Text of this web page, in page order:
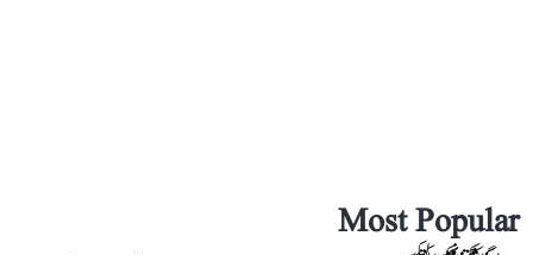
Most Popular